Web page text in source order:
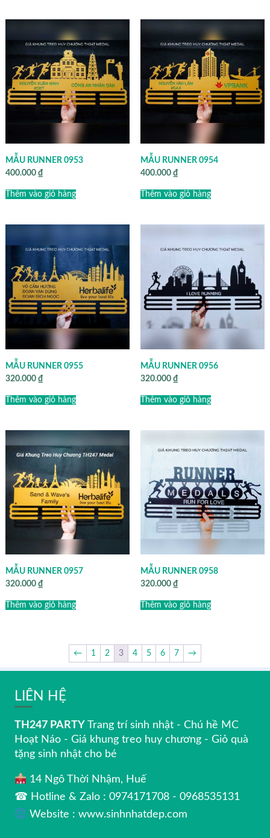
MẪU RUNNER 0953
400.000 ₫
Thêm vào giỏ hàng
MẪU RUNNER 0954
400.000 ₫
Thêm vào giỏ hàng
MẪU RUNNER 0955
320.000 ₫
Thêm vào giỏ hàng
MẪU RUNNER 0956
320.000 ₫
Thêm vào giỏ hàng
MẪU RUNNER 0957
320.000 ₫
Thêm vào giỏ hàng
MẪU RUNNER 0958
320.000 ₫
Thêm vào giỏ hàng
← 1 2 3 4 5 6 7 →
LIÊN HỆ
TH247 PARTY Trang trí sinh nhật - Chú hề MC
Hoạt Náo - Giá khung treo huy chương - Giỏ quà
tặng sinh nhật cho bé
14 Ngô Thời Nhậm, Huế
☎ Hotline & Zalo : 0974171708 - 0968535131
Website : www.sinhnhatdep.com